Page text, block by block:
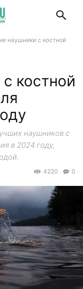
наушники с костной
костной
наушников с
в 2024 году,
0
4220